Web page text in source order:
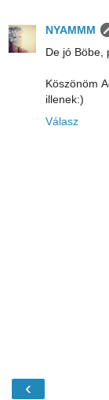
NYAMMM
De jó Böbe,
Köszönöm
illenek:)
Válasz
‹